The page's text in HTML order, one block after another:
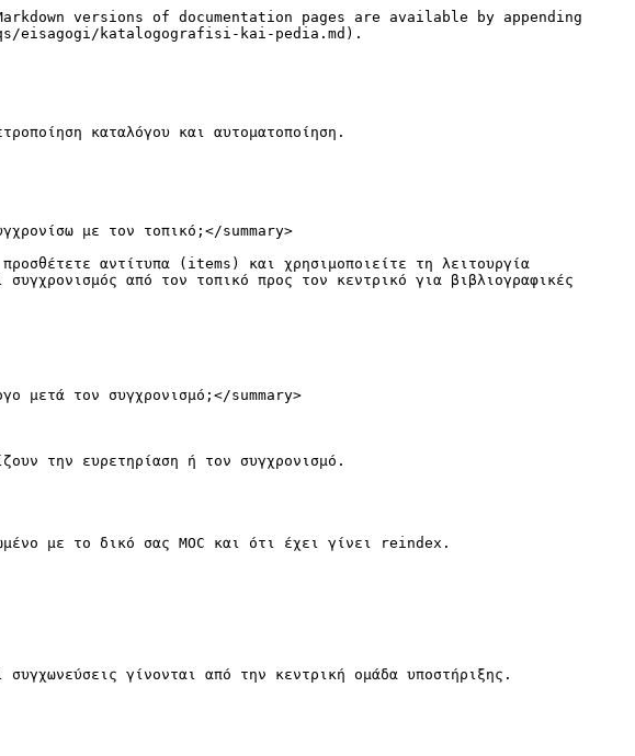
versions of documentation pages are available by appending
eisagogi/katalogografisi-kai-pedia.md).
καταλόγου και αυτοματοποίηση.
με τον τοπικό;</summary>
αντίτυπα (items) και χρησιμοποιείτε τη λειτουργία
από τον τοπικό προς τον κεντρικό για βιβλιογραφικές
μετά τον συγχρονισμό;</summary>
την ευρετηρίαση ή τον συγχρονισμό.
με το δικό σας MOC και ότι έχει γίνει reindex.
γίνονται από την κεντρική ομάδα υποστήριξης.